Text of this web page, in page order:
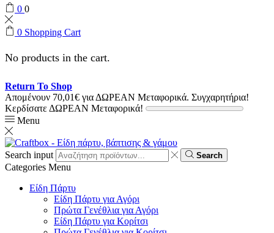
0 0
0 Shopping Cart
No products in the cart.
Return To Shop
Απομένουν 70,01€ για ΔΩΡΕΑΝ Μεταφορικά. Συγχαρητήρια!
Κερδίσατε ΔΩΡΕΑΝ Μεταφορικά!
Menu
Search input Search
Categories Menu
Είδη Πάρτυ
Είδη Πάρτυ για Αγόρι
Πρώτα Γενέθλια για Αγόρι
Είδη Πάρτυ για Κορίτσι